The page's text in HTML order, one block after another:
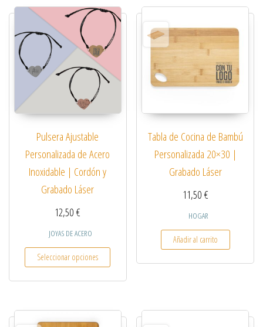
Pulsera Ajustable
Personalizada de Acero
Inoxidable | Cordón y
Grabado Láser
12,50€
JOYAS DE ACERO
Seleccionar opciones
Este producto tiene múltiples variantes. Las
Tabla de Cocina de Bambú
Personalizada 20×30 |
Grabado Láser
11,50€
HOGAR
Añadir al carrito